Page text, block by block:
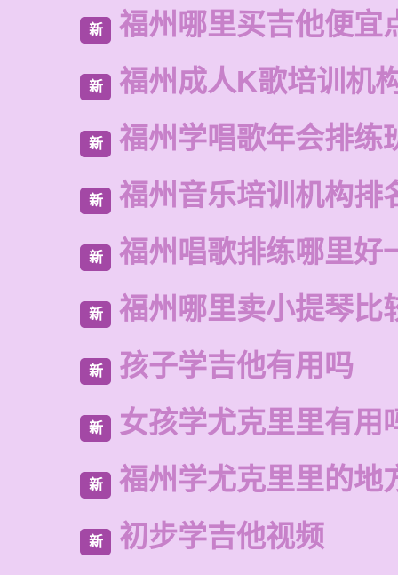
新 福州哪里买吉他便宜
新 福州成人K歌培训机
新 福州学唱歌年会排练
新 福州音乐培训机构排
新 福州唱歌排练哪里好
新 福州哪里卖小提琴比
新 孩子学吉他有用吗
新 女孩学尤克里里有用
新 福州学尤克里里的地
新 初步学吉他视频